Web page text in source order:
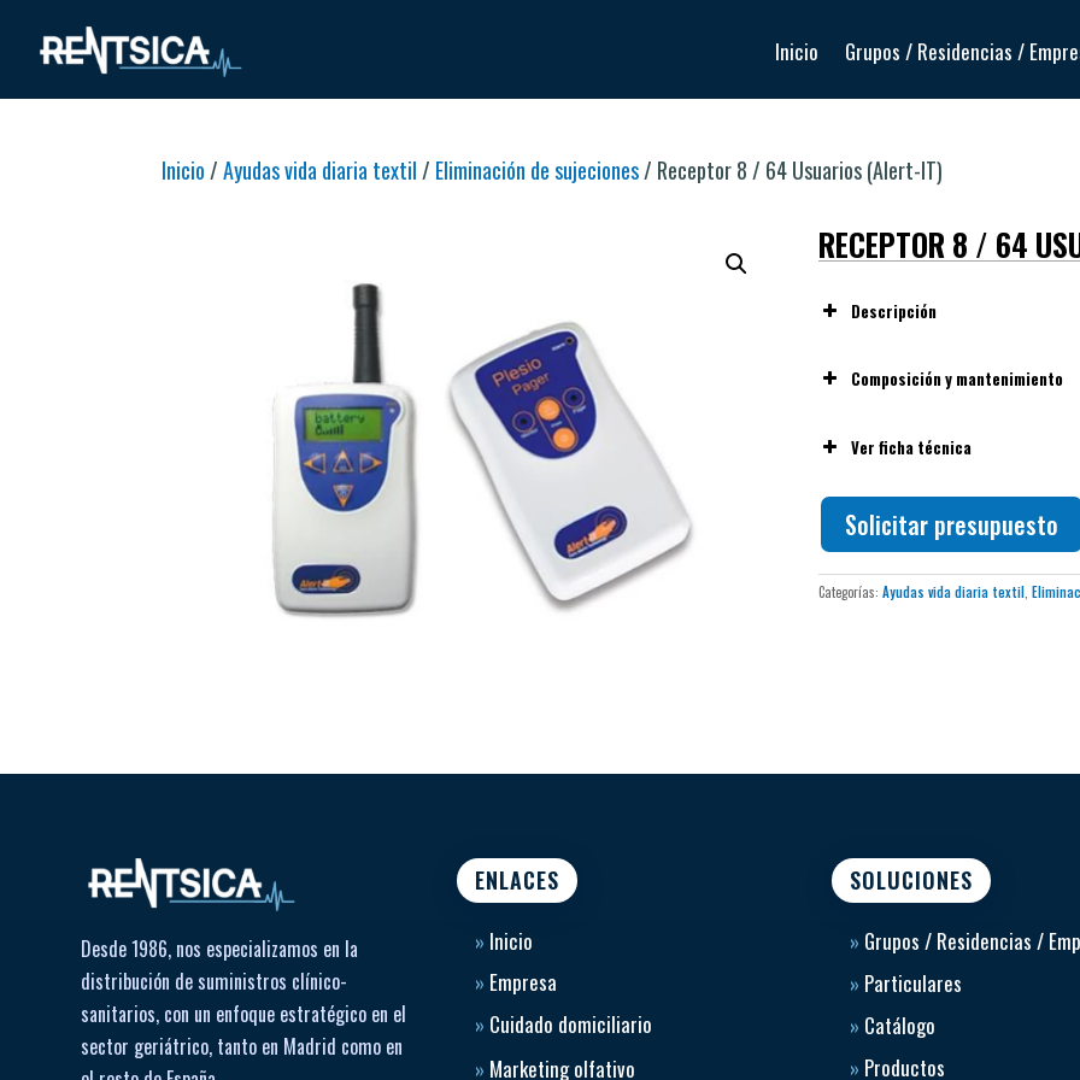
Inicio Grupos / Residencias /
Inicio /Ayudas vida diaria textil / Eliminación de sujeciones/ Receptor 8 / 64 Usuarios (Alert-IT)
RECEPTOR 8 / 64
Descripción
Capacidad para gestionar
usuarios.
Compatible con sensores:
alfombra de silla, alfombra de
Composición y mantenimiento
Limpieza con paño húmedo y
Evitar exposición a líquidos o
Comprobar
funcionamiento correcto.
Ver ficha técnica
Solicitar presupuesto
Categorías: Ayudas vida diaria textil,
Desde 1986, nos especializamos en la
distribución de suministros clínico-
sanitarios, con un enfoque estratégico en el
sector geriátrico, tanto en Madrid como en
ENLACES
» Inicio
» Empresa
» Cuidado domiciliario
» Marketing olfativo
SOLUCIONES
» Grupos / Residencias /
» Particulares
» Catálogo
» Productos